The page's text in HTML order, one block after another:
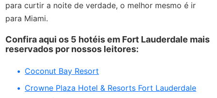
para curtir a noite de verdade, o melhor mesmo é ir
para Miami.
Confira aqui os 5 hotéis em Fort Lauderdale mais
reservados por nossos leitores:
Coconut Bay Resort
Crowne Plaza Hotel & Resorts Fort Lauderdale